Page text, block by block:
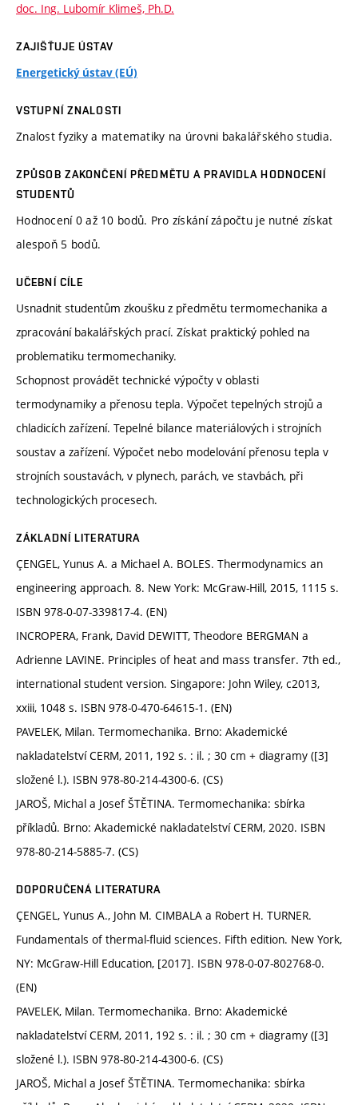
doc. Ing. Lubomír Klimeš, Ph.D.
ZAJIŠŤUJE ÚSTAV
Energetický ústav (EÚ)
VSTUPNÍ ZNALOSTI
Znalost fyziky a matematiky na úrovni bakalářského studia.
ZPŮSOB ZAKONČENÍ PŘEDMĚTU A PRAVIDLA HODNOCENÍ
STUDENTŮ
Hodnocení 0 až 10 bodů. Pro získání zápočtu je nutné získat
alespoň 5 bodů.
UČEBNÍ CÍLE
Usnadnit studentům zkoušku z předmětu termomechanika a
zpracování bakalářských prací. Získat praktický pohled na
problematiku termomechaniky.
Schopnost provádět technické výpočty v oblasti
termodynamiky a přenosu tepla. Výpočet tepelných strojů a
chladicích zařízení. Tepelné bilance materiálových i strojních
soustav a zařízení. Výpočet nebo modelování přenosu tepla v
strojních soustavách, v plynech, parách, ve stavbách, při
technologických procesech.
ZÁKLADNÍ LITERATURA
ÇENGEL, Yunus A. a Michael A. BOLES. Thermodynamics an
engineering approach. 8. New York: McGraw-Hill, 2015, 1115 s.
ISBN 978-0-07-339817-4. (EN)
INCROPERA, Frank, David DEWITT, Theodore BERGMAN a
Adrienne LAVINE. Principles of heat and mass transfer. 7th ed.,
international student version. Singapore: John Wiley, c2013,
xxiii, 1048 s. ISBN 978-0-470-64615-1. (EN)
PAVELEK, Milan. Termomechanika. Brno: Akademické
nakladatelství CERM, 2011, 192 s. : il. ; 30 cm + diagramy ([3]
složené l.). ISBN 978-80-214-4300-6. (CS)
JAROŠ, Michal a Josef ŠTĚTINA. Termomechanika: sbírka
příkladů. Brno: Akademické nakladatelství CERM, 2020. ISBN
978-80-214-5885-7. (CS)
DOPORUČENÁ LITERATURA
ÇENGEL, Yunus A., John M. CIMBALA a Robert H. TURNER.
Fundamentals of thermal-fluid sciences. Fifth edition. New York,
NY: McGraw-Hill Education, [2017]. ISBN 978-0-07-802768-0.
(EN)
PAVELEK, Milan. Termomechanika. Brno: Akademické
nakladatelství CERM, 2011, 192 s. : il. ; 30 cm + diagramy ([3]
složené l.). ISBN 978-80-214-4300-6. (CS)
JAROŠ, Michal a Josef ŠTĚTINA. Termomechanika: sbírka